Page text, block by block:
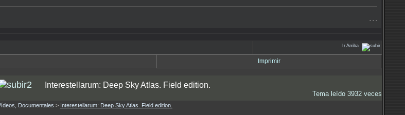
- - -
Ir Arriba
Imprimir
Interestellarum: Deep Sky Atlas. Field edition.
Tema leído 3932 veces
Documentales > Interestellarum: Deep Sky Atlas. Field edition.